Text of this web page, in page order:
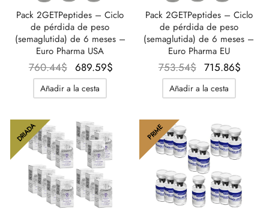
Pack 2GETPeptides – Ciclo
de pérdida de peso
(semaglutida) de 6 meses –
Euro Pharma USA
760.44$ El precio
original
era:
689.59$
Añadir a la cesta
Pack 2GETPeptides – Ciclo
de pérdida de peso
(semaglutida) de 6 meses –
Euro Pharma EU
753.54$ El precio
original
era:
715.86$
Añadir a la cesta
DRIADA PRIME